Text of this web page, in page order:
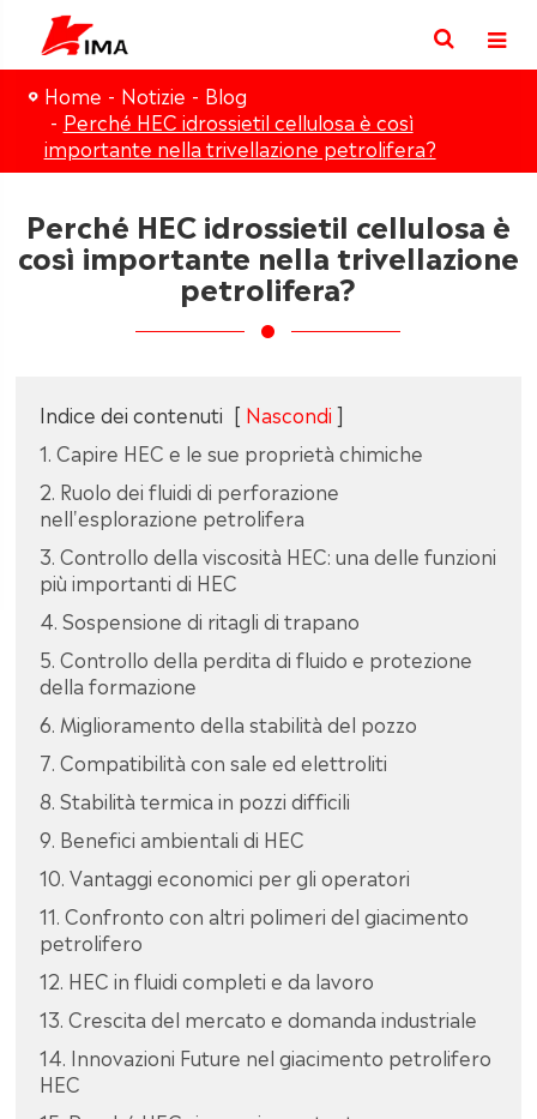
Home Notizie
Blog
Perché HEC idrossietil cellulosa è così
importante nella trivellazione petrolifera?
Perché HEC idrossietil cellulosa è
così importante nella trivellazione
petrolifera?
Indice dei contenuti [ Nascondi ]
1. Capire HEC e le sue proprietà chimiche
2. Ruolo dei fluidi di perforazione
nell'esplorazione petrolifera
3. Controllo della viscosità HEC: una delle funzioni
più importanti di HEC
4. Sospensione di ritagli di trapano
5. Controllo della perdita di fluido e protezione
della formazione
6. Miglioramento della stabilità del pozzo
7. Compatibilità con sale ed elettroliti
8. Stabilità termica in pozzi difficili
9. Benefici ambientali di HEC
10. Vantaggi economici per gli operatori
11. Confronto con altri polimeri del giacimento
petrolifero
12. HEC in fluidi completi e da lavoro
13. Crescita del mercato e domanda industriale
14. Innovazioni Future nel giacimento petrolifero
HEC